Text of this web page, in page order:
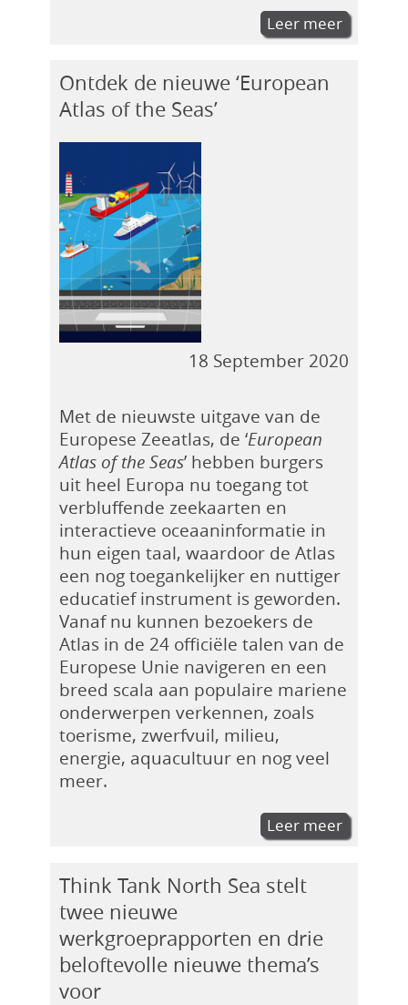
Leer meer
Ontdek de nieuwe ‘European
Atlas of the Seas’
18 September 2020
Met de nieuwste uitgave van de
Europese Zeeatlas, de ‘European
Atlas of the Seas’ hebben burgers
uit heel Europa nu toegang tot
verbluffende zeekaarten en
interactieve oceaaninformatie in
hun eigen taal, waardoor de Atlas
een nog toegankelijker en nuttiger
educatief instrument is geworden.
Vanaf nu kunnen bezoekers de
Atlas in de 24 officiële talen van de
Europese Unie navigeren en een
breed scala aan populaire mariene
onderwerpen verkennen, zoals
toerisme, zwerfvuil, milieu,
energie, aquacultuur en nog veel
meer.
Leer meer
Think Tank North Sea stelt
twee nieuwe
werkgroeprapporten en drie
beloftevolle nieuwe thema’s
voor